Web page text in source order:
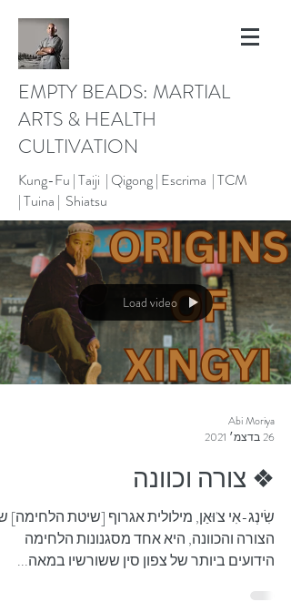
EMPTY BEADS: MARTIAL
ARTS & HEALTH
CULTIVATION
Kung-Fu |Taiji | Qigong | Escrima |TCM
|Tuina | Shiatsu
Load video
Abi Moriya
26 בדצמ׳ 2021
❖ צורה וכוונה
שִׂינְג-אִי צ'וּאַן, מילולית אגרוף [שיטת הלחימה]
הצורה והכוונה, היא אחד מסגנונות הלחימה
הידועים ביותר של צפון סין ששורשיו במאה...